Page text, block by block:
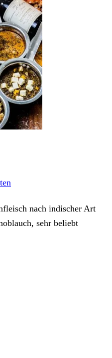
nach indischer Art
sehr beliebt